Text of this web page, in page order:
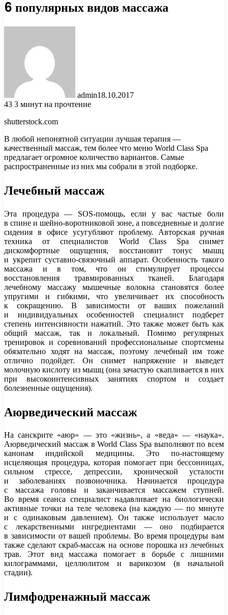
6 популярных видов массажа
admin18.10.2017
43 3 минут на прочтение
shutterstock.com
В любой непонятной ситуации лучшая терапия —
качественный массаж, тем более что меню World Class Spa
предлагает огромное количество вариантов. Самые
распространенные из них мы собрали в этой подборке.
Лечебный массаж
Эта процедура — SOS-помощь, если у вас частые боли
в спине и шейно-воротниковой зоне, а повседневные и долгие
сидения в офисе усугубляют проблему. Авторская ручная
техника от специалистов World Class Spa снимет
дискомфортные ощущения, восстановит тонус мышц
и укрепит суставно-связочный аппарат. Особенность такого
массажа и в том, что он стимулирует процессы
восстановления травмированных тканей. Благодаря
лечебному массажу мышечные волокна становятся более
упругими и гибкими, что увеличивает их способность
к сокращению. В зависимости от ваших пожеланий
и индивидуальных особенностей специалист подберет
степень интенсивности нажатий. Это также может быть как
общий массаж, так и локальный. Помимо регулярных
тренировок и соревнований профессиональные спортсмены
обязательно ходят на массаж, поэтому лечебный им тоже
отлично подойдет. Он снимет напряжение и выведет
молочную кислоту из мышц (она зачастую скапливается в них
при высокоинтенсивных занятиях спортом и создает
болезненные ощущения).
Аюрведический массаж
На санскрите «аюр» — это «жизнь», а «веда» — «наука».
Аюрведический массаж в World Class Spa выполняют по всем
канонам индийской медицины. Это по-настоящему
исцеляющая процедура, которая помогает при бессонницах,
сильном стрессе, депрессии, хронической усталости
и заболеваниях позвоночника. Начинается процедура
с массажа головы и заканчивается массажем ступней.
Во время сеанса специалист надавливает на биологически
активные точки на теле человека (на каждую — по минуте
и с одинаковым давлением). Он также использует масло
с лекарственными ингредиентами — оно подбирается
в зависимости от вашей проблемы. Во время процедуры вам
также сделают скраб-массаж на основе порошка из лечебных
трав. Этот вид массажа помогает в борьбе с лишними
килограммами, целлюлитом и варикозом (в начальной
стадии).
Лимфодренажный массаж